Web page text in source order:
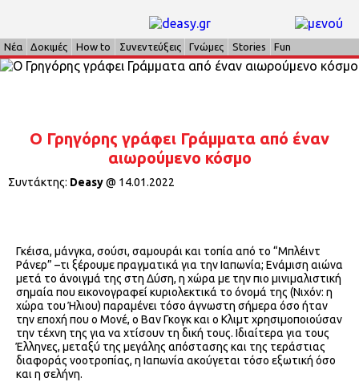
Νέα Δοκιμές How to Συνεντεύξεις Γνώμες Stories Fun
Ο Γρηγόρης γράφει Γράμματα από έναν
αιωρούμενο κόσμο
Συντάκτης: Deasy@ 14.01.2022
Γκέισα, μάνγκα, σούσι, σαμουράι και τοπία από το “Μπλέιντ
Ράνερ” –τι ξέρουμε πραγματικά για την Ιαπωνία; Ενάμιση αιώνα
μετά το άνοιγμά της στη Δύση, η χώρα με την πιο μινιμαλιστική
σημαία που εικονογραφεί κυριολεκτικά το όνομά της (Νιχόν: η
χώρα του Ήλιου) παραμένει τόσο άγνωστη σήμερα όσο ήταν
την εποχή που ο Μονέ, ο Βαν Γκογκ και ο Κλιμτ χρησιμοποιούσαν
την τέχνη της για να χτίσουν τη δική τους. Ιδιαίτερα για τους
Έλληνες, μεταξύ της μεγάλης απόστασης και της τεράστιας
διαφοράς νοοτροπίας, η Ιαπωνία ακούγεται τόσο εξωτική όσο
και η σελήνη.